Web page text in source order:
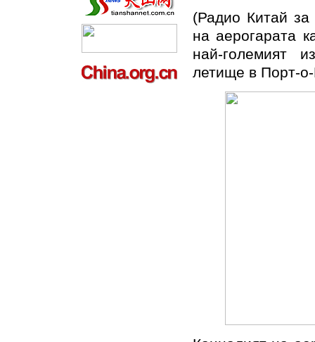
(Радио Китай
на аерогарата
най-големият
летище в Порт-